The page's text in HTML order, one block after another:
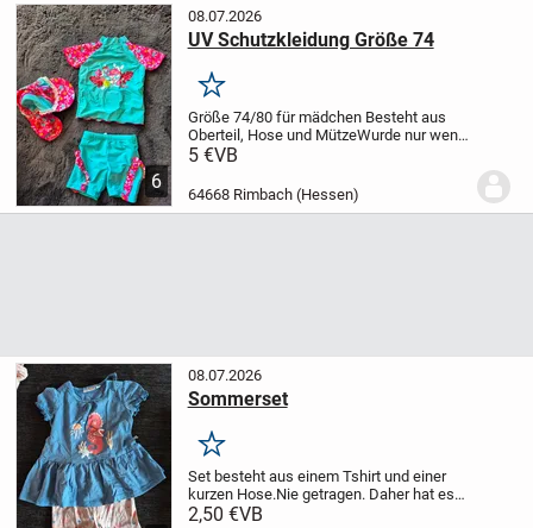
6
08.07.2026
UV Schutzkleidung Größe 74
Merken
Größe 74/80 für mädchen Besteht aus
Oberteil, Hose und MützeWurde nur wenig
getragen, daher keine Mängel
5 €VB
64668 Rimbach (Hessen)
08.07.2026
Sommerset
Merken
Set besteht aus einem Tshirt und einer
kurzen Hose.Nie getragen. Daher hat es
such keine Mängel.
2,50 €VB